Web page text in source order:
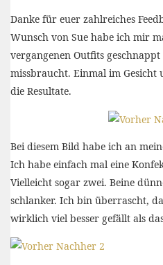
Danke für euer zahlreiches
Wunsch von Sue habe ich mir
vergangenen Outfits
missbraucht. Einmal im
die Resultate.
Bei diesem Bild habe ich an
Ich habe einfach mal eine
Vielleicht sogar zwei. Beine
schlanker. Ich bin überrascht,
wirklich viel besser gefällt als